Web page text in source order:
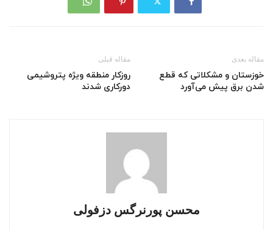
مقاله قبلی
روزکار منطقه ویژه پتروشیمی
دورکاری شدند
مقاله بعدی
خوزستان و مشکلاتی که قطع
شدن برق پیش می‌آورد
محسن پورنرگس دزفولی